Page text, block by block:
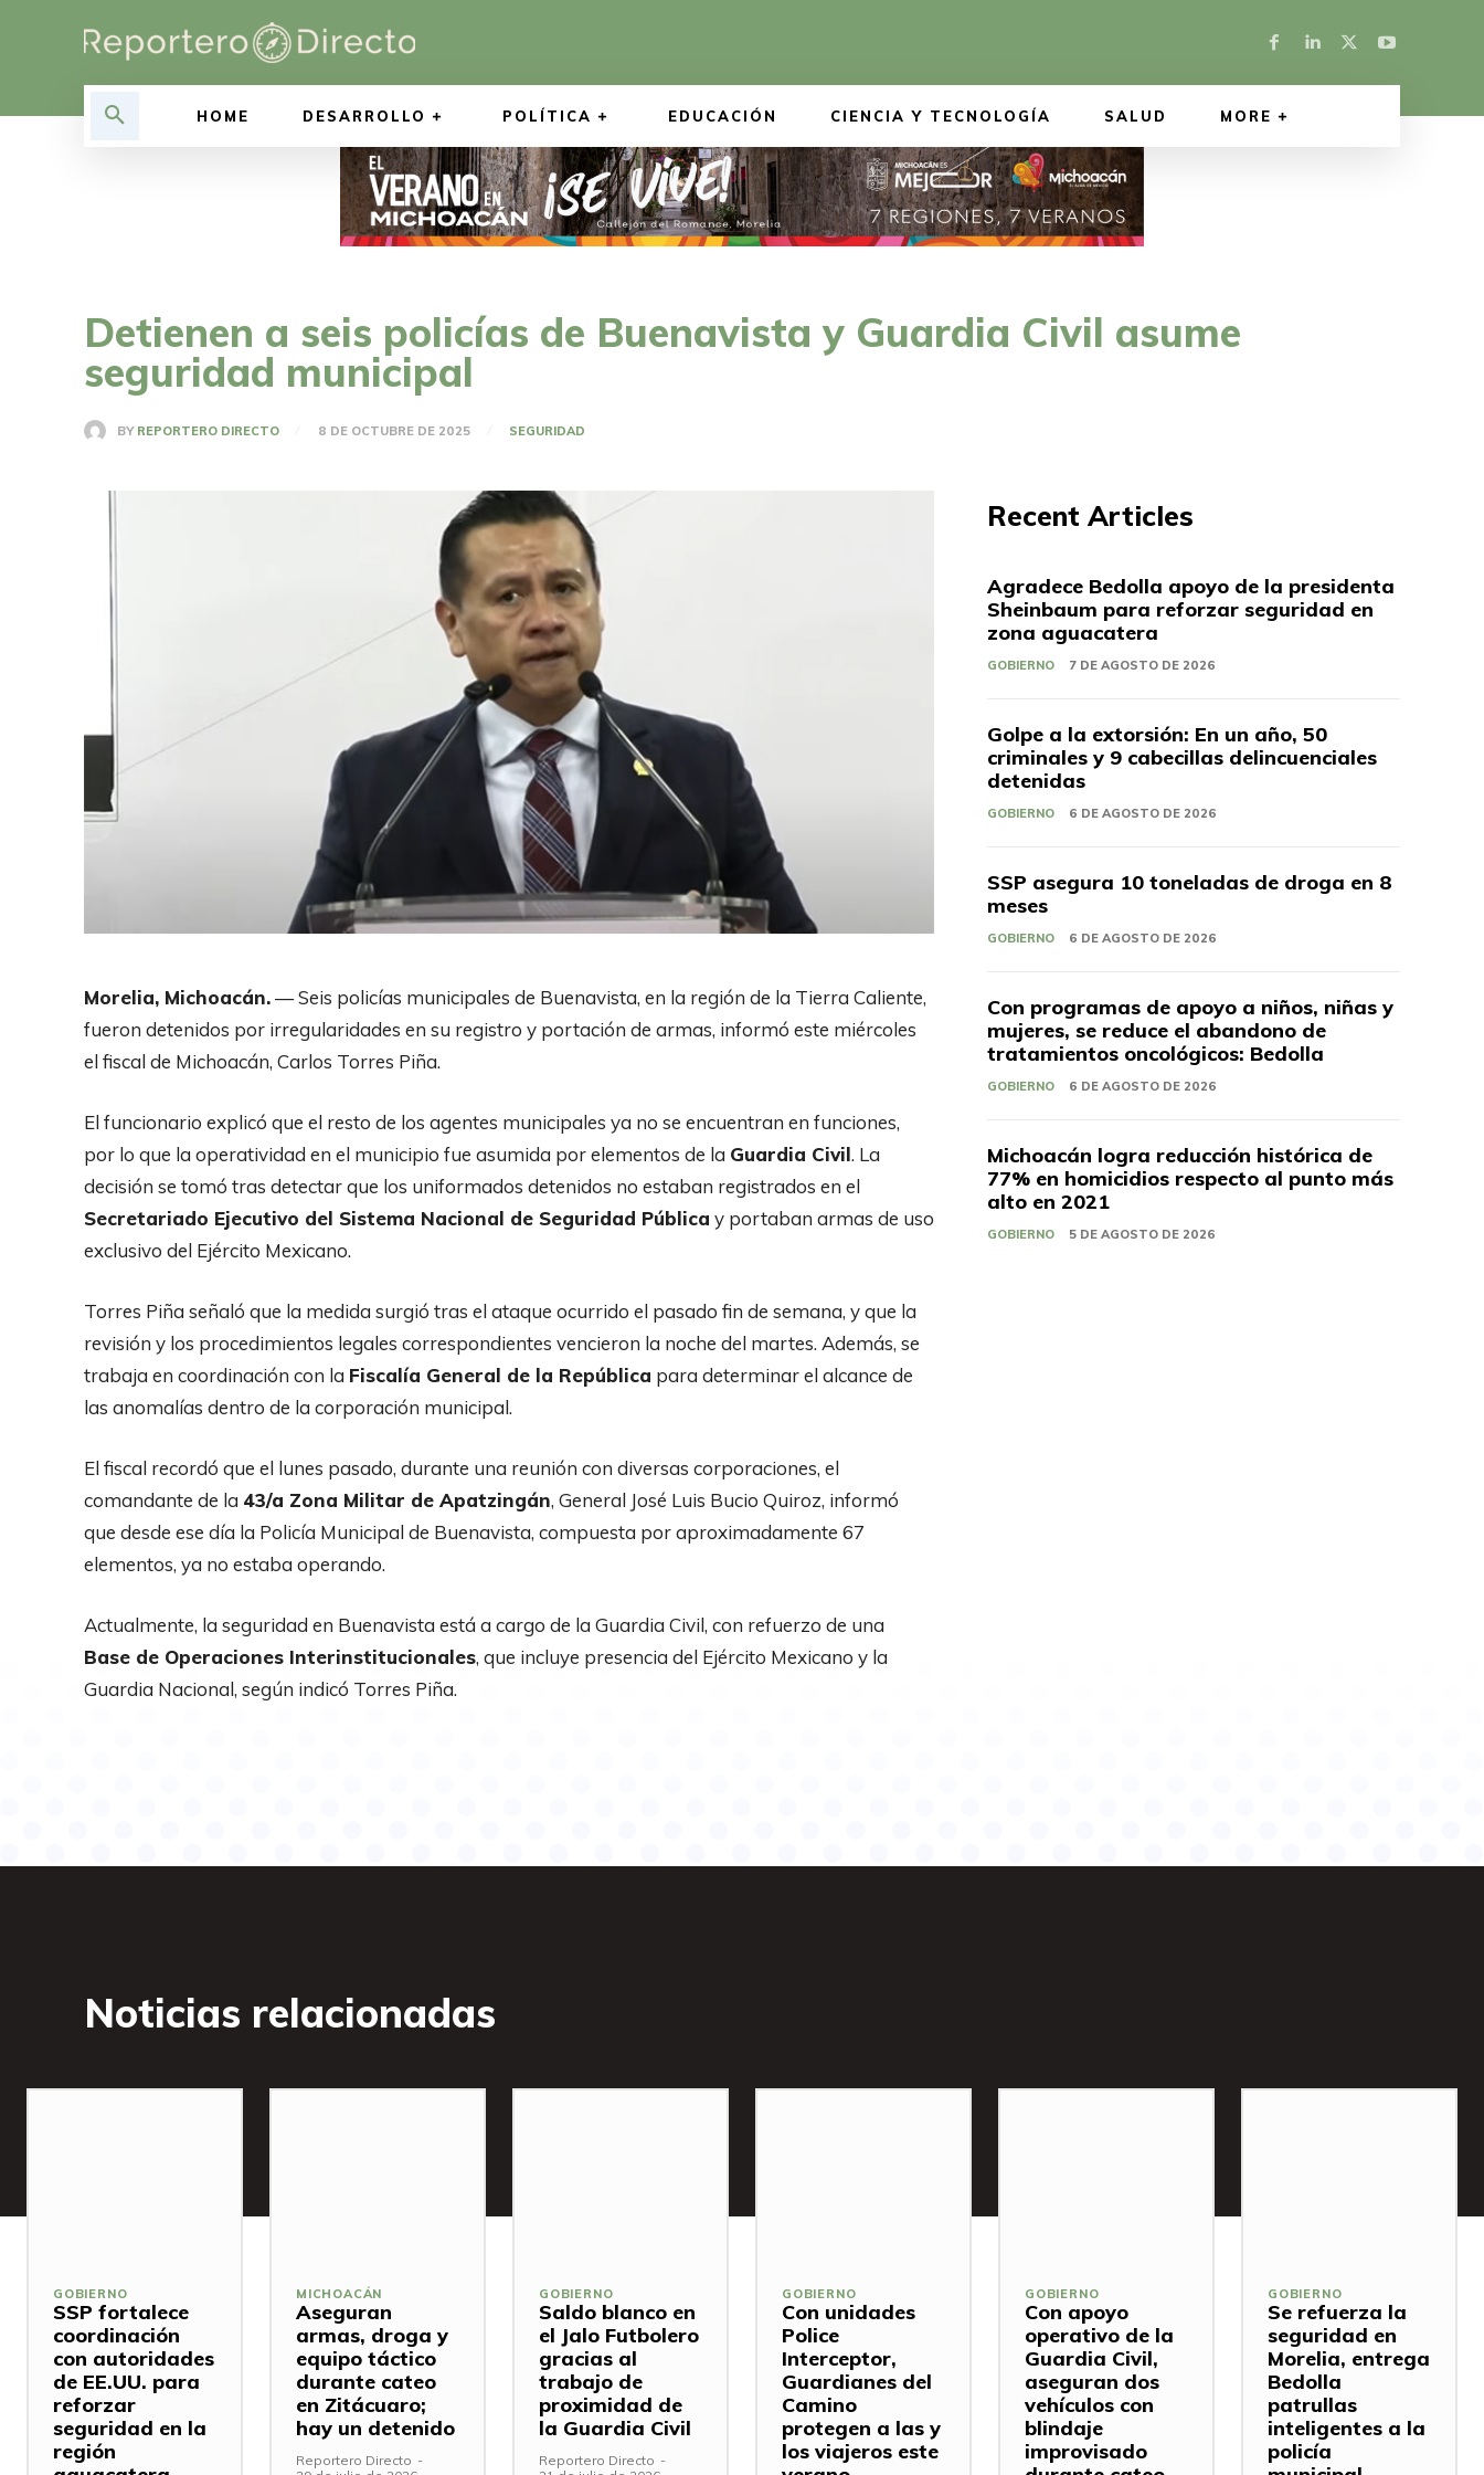
HOME DESARROLLO POLÍTICA EDUCACIÓN CIENCIA Y TECNOLOGÍA SALUD MORE
Detienen a seis policías de Buenavista y Guardia Civil asume
seguridad municipal
BY REPORTERO DIRECTO 8 DE OCTUBRE DE 2025 SEGURIDAD
Morelia, Michoacán.— Seis policías municipales de Buenavista, en la región de la Tierra Caliente,
fueron detenidos por irregularidades en su registro y portación de armas, informó este miércoles
el fiscal de Michoacán, Carlos Torres Piña.
El funcionario explicó que el resto de los agentes municipales ya no se encuentran en funciones,
por lo que la operatividad en el municipio fue asumida por elementos de la Guardia Civil. La
decisión se tomó tras detectar que los uniformados detenidos no estaban registrados en el
Secretariado Ejecutivo del Sistema Nacional de Seguridad Pública y portaban armas de uso
exclusivo del Ejército Mexicano.
Torres Piña señaló que la medida surgió tras el ataque ocurrido el pasado fin de semana, y que la
revisión y los procedimientos legales correspondientes vencieron la noche del martes. Además, se
trabaja en coordinación con la Fiscalía General de la República para determinar el alcance de
las anomalías dentro de la corporación municipal.
El fiscal recordó que el lunes pasado, durante una reunión con diversas corporaciones, el
comandante de la 43/a Zona Militar de Apatzingán, General José Luis Bucio Quiroz, informó
que desde ese día la Policía Municipal de Buenavista, compuesta por aproximadamente 67
elementos, ya no estaba operando.
Actualmente, la seguridad en Buenavista está a cargo de la Guardia Civil, con refuerzo de una
Base de Operaciones Interinstitucionales, que incluye presencia del Ejército Mexicano y la
Guardia Nacional, según indicó Torres Piña.
Recent Articles
Agradece Bedolla apoyo de la presidenta
Sheinbaum para reforzar seguridad en
zona aguacatera
GOBIERNO 7 DE AGOSTO DE 2026
Golpe a la extorsión: En un año, 50
criminales y 9 cabecillas delincuenciales
detenidas
GOBIERNO 6 DE AGOSTO DE 2026
SSP asegura 10 toneladas de droga en 8
meses
GOBIERNO 6 DE AGOSTO DE 2026
Con programas de apoyo a niños, niñas y
mujeres, se reduce el abandono de
tratamientos oncológicos: Bedolla
GOBIERNO 6 DE AGOSTO DE 2026
Michoacán logra reducción histórica de
77% en homicidios respecto al punto más
alto en 2021
GOBIERNO 5 DE AGOSTO DE 2026
Noticias relacionadas
GOBIERNO
SSP fortalece
coordinación
con autoridades
de EE.UU. para
reforzar
seguridad en la
región
MICHOACÁN
Aseguran
armas, droga y
equipo táctico
durante cateo
en Zitácuaro;
hay un detenido
Reportero Directo -
GOBIERNO
Saldo blanco en
el Jalo Futbolero
gracias al
trabajo de
proximidad de
la Guardia Civil
Reportero Directo -
GOBIERNO
Con unidades
Police
Interceptor,
Guardianes del
Camino
protegen a las y
los viajeros este
GOBIERNO
Con apoyo
operativo de la
Guardia Civil,
aseguran dos
vehículos con
blindaje
improvisado
GOBIERNO
Se refuerza la
seguridad en
Morelia, entrega
Bedolla
patrullas
inteligentes a la
policía